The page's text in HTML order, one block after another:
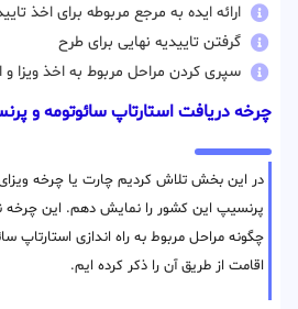
ارائه ایده به مرجع مربوطه برای اخذ
گرفتن تاییدیه نهایی برای طرح
سپری کردن مراحل مربوط به اخذ ویزا
چرخه دریافت استارتاپ سائوتومه و
در این بخش تلاش کردیم چارت یا چرخه ویزای
پرنسیپ این کشور را نمایش دهم. این
چگونه مراحل مربوط به راه اندازی استارتاپ
اقامت از طریق آن را ذکر کرده ایم.